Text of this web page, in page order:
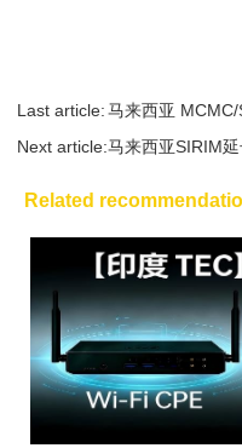
Last article: 马来西亚
Next article:马来西亚SIRIM
Related